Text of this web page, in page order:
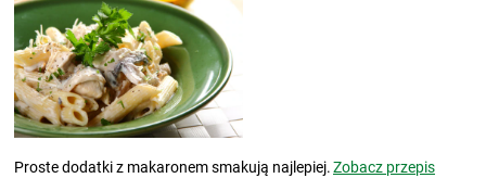
Proste dodatki z makaronem smakują najlepiej.Zobacz przepis